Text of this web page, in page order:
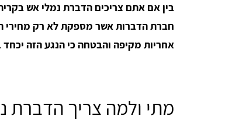
בין אם אתם צריכים הדברת נמלי אש
חברת הדברות אשר מספקת לא רק מחירי
אחריות מקיפה והבטחה כי הנגע הזה
מתי ולמה צריך הדברת